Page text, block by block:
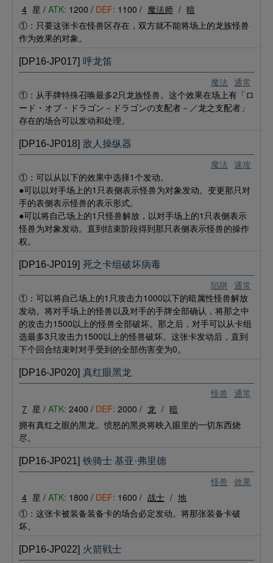
4 星 / ATK: 1200 / DEF: 1100 / 魔法师 / 暗
①：只要这张卡在怪兽区存在，双方就不能将场上的龙族怪兽
作为效果的对象。
魔法 通常
[DP16-JP017] 呼龙笛
①：从手牌特殊召唤最多2只龙族怪兽。这个效果在场上有「ロ
ード・オブ・ドラゴン－ドラゴンの支配者－／龙之支配者」
存在的场合可以发动和处理。
魔法 速攻
[DP16-JP018] 敌人操纵器
①：可以从以下的效果中选择1个发动。
●可以以对手场上的1只表侧表示怪兽为对象发动。变更那只对
手的表侧表示怪兽的表示形式。
●可以将自己场上的1只怪兽解放，以对手场上的1只表侧表示
怪兽为对象发动。直到结束阶段得到那只表侧表示怪兽的操作
权。
陷阱 通常
[DP16-JP019] 死之卡组破坏病毒
①：可以将自己场上的1只攻击力1000以下的暗属性怪兽解放
发动。将对手场上的怪兽以及对手的手牌全部确认，将那之中
的攻击力1500以上的怪兽全部破坏。那之后，对手可以从卡组
选最多3只攻击力1500以上的怪兽破坏。这张卡发动后，直到
下个回合结束时对手受到的全部伤害变为0。
怪兽 通常
[DP16-JP020] 真红眼黑龙
7 星 / ATK: 2400 / DEF: 2000 / 龙 / 暗
拥有真红之眼的黑龙。愤怒的黑炎将映入眼里的一切东西烧
尽。
怪兽 效果
[DP16-JP021] 铁骑士 基亚·弗里德
4 星 / ATK: 1800 / DEF: 1600 / 战士 / 地
①：这张卡被装备装备卡的场合必定发动。将那张装备卡破
坏。
[DP16-JP022] 火箭戦士